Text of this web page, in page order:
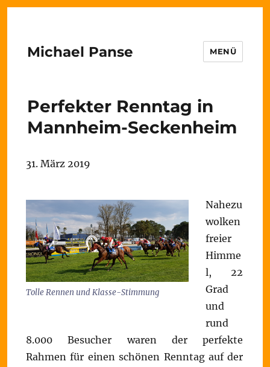
Michael Panse MENÜ
Perfekter Renntag in
Mannheim-Seckenheim
31. März 2019
Tolle Rennen und Klasse-Stimmung
Nahezu
wolken
freier
Himme
l, 22
Grad
und
rund
8.000 Besucher waren der perfekte
Rahmen für einen schönen Renntag auf der